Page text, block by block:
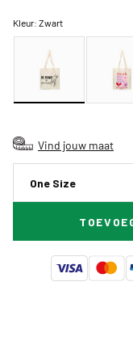
Kleur:Zwart
Vind jouw maat
One Size